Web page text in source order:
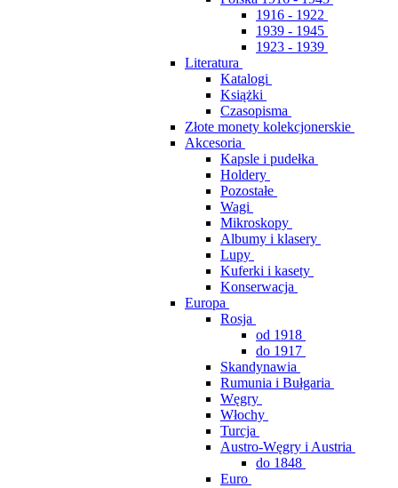
1916 - 1922
1939 - 1945
1923 - 1939
Literatura
Katalogi
Książki
Czasopisma
Złote monety kolekcjonerskie
Akcesoria
Kapsle i pudełka
Holdery
Pozostałe
Wagi
Mikroskopy
Albumy i klasery
Lupy
Kuferki i kasety
Konserwacja
Europa
Rosja
od 1918
do 1917
Skandynawia
Rumunia i Bułgaria
Węgry
Włochy
Turcja
Austro-Węgry i Austria
do 1848
Euro